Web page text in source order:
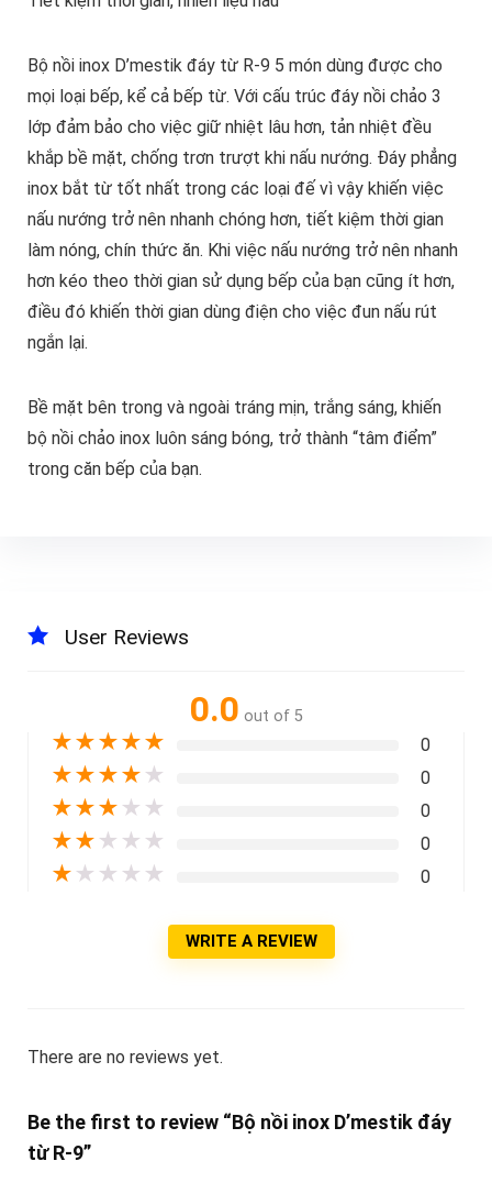
Bộ nồi inox D’mestik đáy từ R-9 5 món dùng được cho
mọi loại bếp, kể cả bếp từ. Với cấu trúc đáy nồi chảo 3
lớp đảm bảo cho việc giữ nhiệt lâu hơn, tản nhiệt đều
khắp bề mặt, chống trơn trượt khi nấu nướng. Đáy phẳng
inox bắt từ tốt nhất trong các loại đế vì vậy khiến việc
nấu nướng trở nên nhanh chóng hơn, tiết kiệm thời gian
làm nóng, chín thức ăn. Khi việc nấu nướng trở nên nhanh
hơn kéo theo thời gian sử dụng bếp của bạn cũng ít hơn,
điều đó khiến thời gian dùng điện cho việc đun nấu rút
ngắn lại.
Bề mặt bên trong và ngoài tráng mịn, trắng sáng, khiến
bộ nồi chảo inox luôn sáng bóng, trở thành “tâm điểm”
trong căn bếp của bạn.
User Reviews
0.0 out of 5
★★★★★ 0
★★★★ ★ 0
★★★ ★ ★ 0
★★ ★ ★ ★ 0
★ ★ ★ ★ ★ 0
WRITE A REVIEW
There are no reviews yet.
Be the first to review “Bộ nồi inox D’mestik đáy
từ R-9”